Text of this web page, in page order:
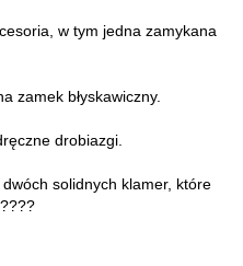
w tym jedna zamykana
zamek błyskawiczny.
drobiazgi.
solidnych klamer, które